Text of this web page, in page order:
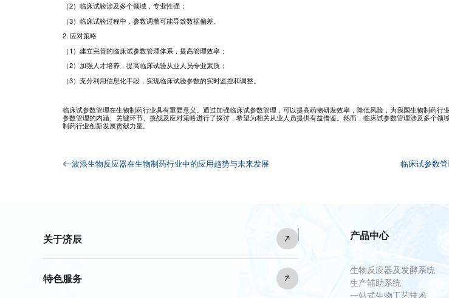
（2）临床试验涉及多个领域，专业性强；
（3）临床试验过程中，参数调整可能导致数据偏差。
2. 应对策略
（1）建立完善的临床试参数管理体系，提高管理效率；
（2）加强人才培养，提高临床试验从业人员专业素质；
（3）充分利用信息化手段，实现临床试验参数的实时监控和调整。
临床试参数管理在生物制药行业具有重要意义。通过加强临床试参数管理，可以提高药物研发效率，降低风险，为我国生物制药行
参数管理的内涵、关键环节、挑战及应对策略进行了探讨，希望为相关从业人员提供有益借鉴。然而，临床试参数管理涉及多个领
制药行业创新发展贡献力量。
波浪生物反应器在生物制药行业中的应用趋势与未来发展 临床试参数
关于济辰
特色服务
产品中心
生物反应器及发酵系统
生产辅助系统
一站式生物工艺技术